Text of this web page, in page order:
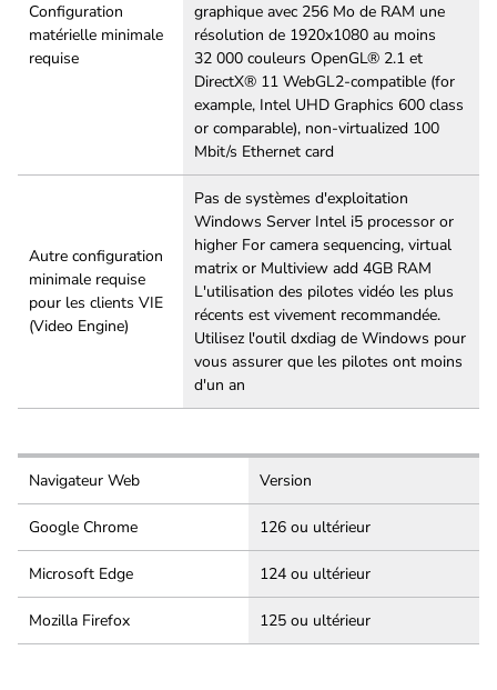
Configuration
matérielle minimale
requise
graphique avec 256 Mo de RAM une
résolution de 1920x1080 au moins
32 000 couleurs OpenGL® 2.1 et
DirectX® 11 WebGL2-compatible (for
example, Intel UHD Graphics 600 class
or comparable), non-virtualized 100
Mbit/s Ethernet card
Autre configuration
minimale requise
pour les clients VIE
(Video Engine)
Pas de systèmes d'exploitation
Windows Server Intel i5 processor or
higher For camera sequencing, virtual
matrix or Multiview add 4GB RAM
L'utilisation des pilotes vidéo les plus
récents est vivement recommandée.
Utilisez l'outil dxdiag de Windows pour
vous assurer que les pilotes ont moins
d'un an
Navigateur Web Version
Google Chrome 126 ou ultérieur
Microsoft Edge 124 ou ultérieur
Mozilla Firefox 125 ou ultérieur